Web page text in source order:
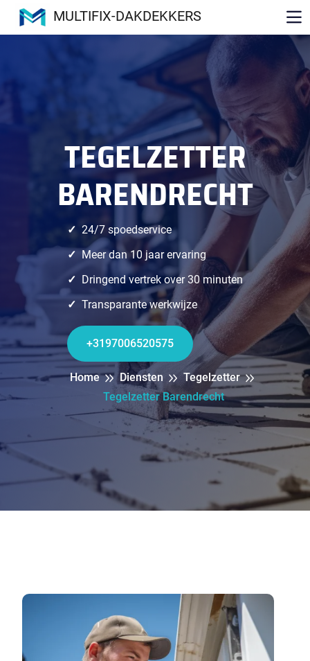
MULTIFIX-DAKDEKKERS
TEGELZETTER
BARENDRECHT
24/7 spoedservice
Meer dan 10 jaar ervaring
Dringend vertrek over 30 minuten
Transparante werkwijze
+3197006520575
Home Diensten
Tegelzetter
Tegelzetter Barendrecht